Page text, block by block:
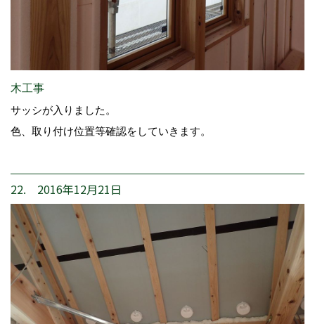
木工事
サッシが入りました。
色、取り付け位置等確認をしていきます。
22. 2016年12月21日